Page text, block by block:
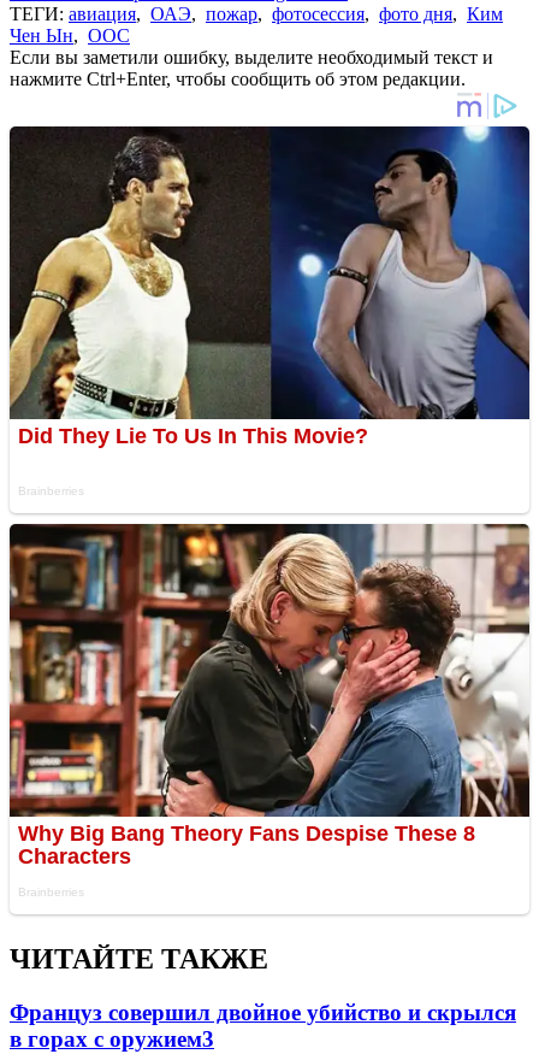
ТЕГИ: авиация, ОАЭ, пожар, фотосессия, фото дня, Ким
Чен Ын, ООС
Если вы заметили ошибку, выделите необходимый текст и
нажмите Ctrl+Enter, чтобы сообщить об этом редакции.
ЧИТАЙТЕ ТАКЖЕ
Француз совершил двойное убийство и скрылся
в горах с оружием3